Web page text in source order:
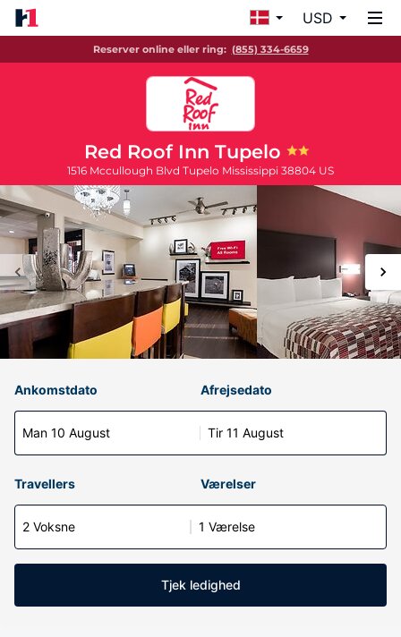
USD
Reserver online eller ring: (855) 334-6659
Red Roof Inn Tupelo
1516 Mccullough Blvd Tupelo Mississippi 38804 US
Ankomstdato
Man 10 August
Afrejsedato
Tir 11 August
Travellers Værelser
2 Voksne 1 Værelse
Tjek ledighed